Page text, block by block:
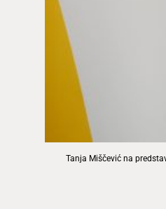
Tanja Miščević na